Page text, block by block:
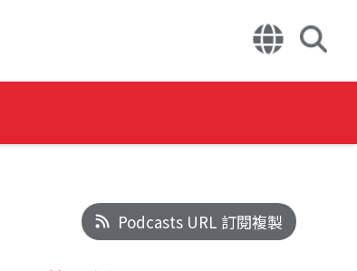
Podcasts URL 訂閱複製